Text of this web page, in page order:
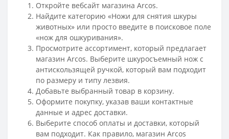
Откройте вебсайт магазина Arcos.
Найдите категорию «Ножи для снятия шкуры
животных» или просто введите в поисковое поле
«нож для ошкуривания».
Просмотрите ассортимент, который предлагает
магазин Arcos. Выберите шкуросъемный нож с
антискользящей ручкой, который вам подходит
по размеру и типу лезвия.
Добавьте выбранный товар в корзину.
Оформите покупку, указав ваши контактные
данные и адрес доставки.
Выберите способ оплаты и доставки, который
вам подходит. Как правило, магазин Arcos